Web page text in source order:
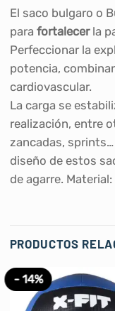
El saco bulgaro o
para fortalecer la
Perfeccionar la
potencia,
cardiovascular.
La carga se
realización, entre
zancadas,
diseño de estos
de agarre.
PRODUCTOS
- 14%